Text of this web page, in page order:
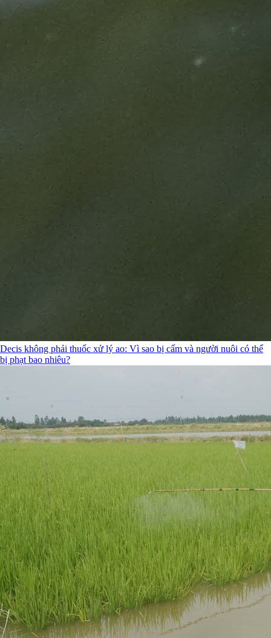
Decis không phải thuốc xử lý ao: Vì sao bị cấm và người nuôi có thể
bị phạt bao nhiêu?